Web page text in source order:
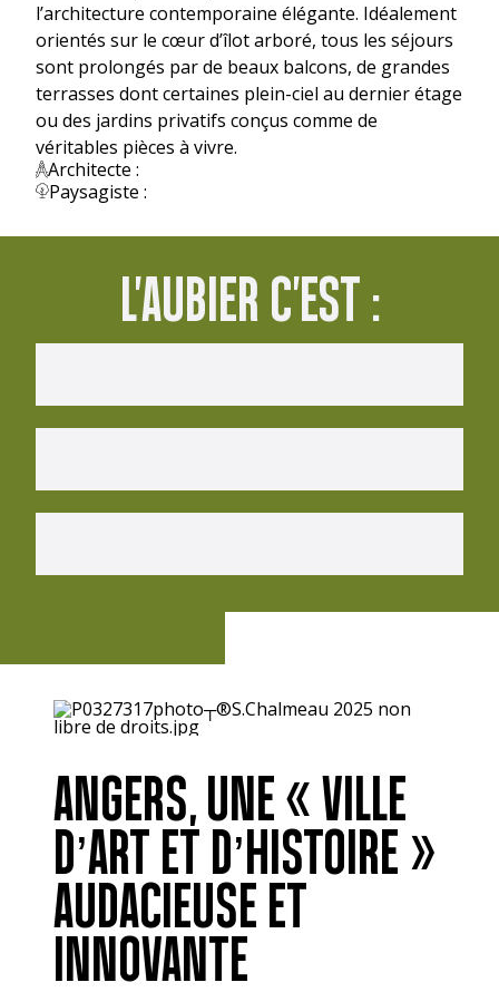
l’architecture contemporaine élégante. Idéalement
orientés sur le cœur d’îlot arboré, tous les séjours
sont prolongés par de beaux balcons, de grandes
terrasses dont certaines plein-ciel au dernier étage
ou des jardins privatifs conçus comme de
véritables pièces à vivre.
Architecte :
Paysagiste :
L'AUBIER C'EST :
ANGERS, UNE « VILLE
D’ART ET D’HISTOIRE »
AUDACIEUSE ET
INNOVANTE